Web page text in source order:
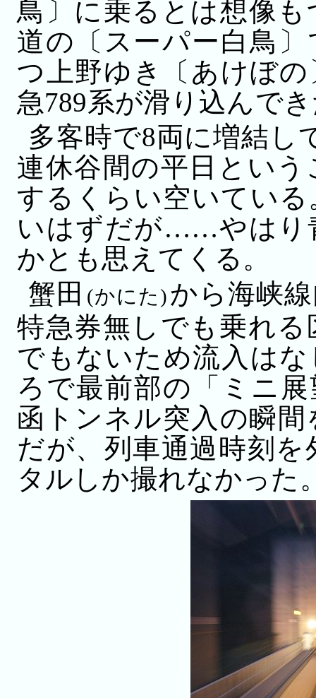
鳥〕に乗るとは想像
道の〔スーパー白鳥
つ上野ゆき〔あけぼ
急789系が滑り込んで
多客時で8両に増結し
連休谷間の平日とい
するくらい空いてい
いはずだが……やはり
かとも思えてくる。
蟹田 (かにた)から海峡
特急券無しでも乗れ
でもないため流入は
ろで最前部の「ミニ
函トンネル突入の瞬
だが、列車通過時刻
タルしか撮れなかった